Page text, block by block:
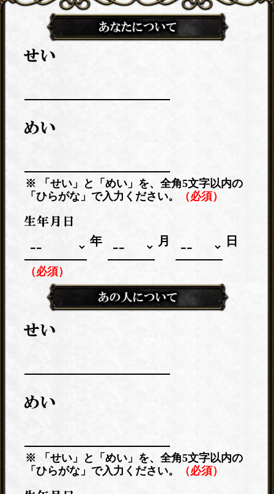
※ 「せい」と「めい」を、全角5文字以内の
「ひらがな」で入力ください。
（必須）
年 月 日
（必須）
※ 「せい」と「めい」を、全角5文字以内の
「ひらがな」で入力ください。
（必須）